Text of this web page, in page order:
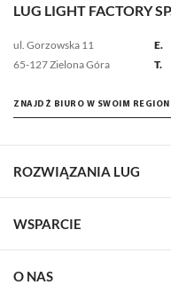
LUG LIGHT FACTORY
ul. Gorzowska 11
65-127 Zielona Góra
E.
T.
ZNAJDŹ BIURO W SWOIM
ROZWIĄZANIA LUG
WSPARCIE
O NAS